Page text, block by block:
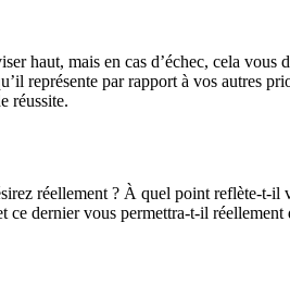
haut, mais en cas d’échec, cela
représente par rapport à vos autres
réussite.
réellement ? À quel point reflète-
dernier vous permettra-t-il réellement